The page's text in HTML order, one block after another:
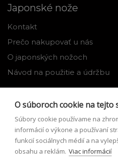
Japonské nože
Kontakt
Prečo nakupovať u nás
O japonských nožoch
Návod na použitie a údržbu
Môj profil
Zabudnuté heslo
O súboroch cookie na tejto
Súbory cookie používame na
informácií o výkone a používaní
funkcií sociálnych médií a na
obsahu a reklám. Viac informácií